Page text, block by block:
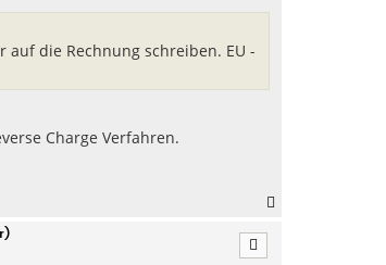
die Rechnung schreiben. EU -
Charge Verfahren.